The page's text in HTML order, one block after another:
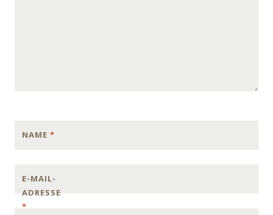
NAME *
E-MAIL-
ADRESSE
*